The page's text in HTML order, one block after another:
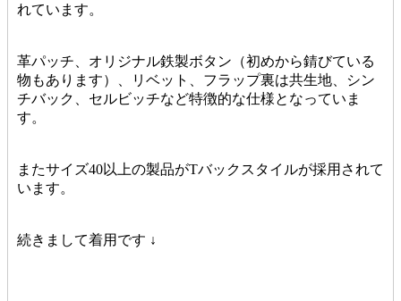
れています。
革パッチ、オリジナル鉄製ボタン（初めから錆びている
物もあります）、リベット、フラップ裏は共生地、シン
チバック、セルビッチなど特徴的な仕様となっていま
す。
またサイズ40以上の製品がTバックスタイルが採用されて
います。
続きまして着用です ↓